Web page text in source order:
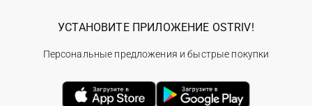
УСТАНОВИТЕ ПРИЛОЖЕНИЕ OSTRIV!
Персональные предложения и быстрые покупки